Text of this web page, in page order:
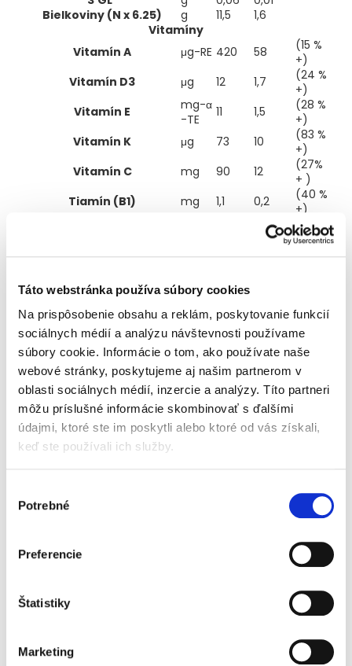
Táto webstránka používa súbory cookies
Na prispôsobenie obsahu a reklám, poskytovanie funkcií
sociálnych médií a analýzu návštevnosti používame
súbory cookie. Informácie o tom, ako používate naše
webové stránky, poskytujeme aj našim partnerom v
oblasti sociálnych médií, inzercie a analýzy. Títo partneri
môžu príslušné informácie skombinovať s ďalšími
údajmi, ktoré ste im poskytli alebo ktoré od vás získali,
keď ste používali ich služby.
súhlasu
Potrebné
Preferencie
Štatistiky
Marketing
% referenčná hodnota príjmu
Bielkoviny (N x 6.25)
g 11,5
1,6
Vitamíny
Vitamín A
μg-RE 420 58
(15 %
+)
Vitamín D3
μg 12 1,7
(24 %
+)
Vitamín E
mg-α
-TE
11 1,5
(28 %
+)
Vitamín K
μg 73 10
(83 %
+)
Vitamín C
mg 90 12
(27%
+ )
Tiamín (B1)
mg 1,1 0,2
(40 %
+)
0,2
(29 %
+)
Niacín
mg 4,9 0,7
(10 %
Vitamín B6
mg 0,6
Folát
μg-(D
FE)
147 20,3
(16 %
+)
Vitamín B12
μg 1,2 0,2
+)
Kyselina pantoténová
mg 6 0,8
(27 %
+)
Biotín
μg 24 3,3
Minerálne látky
Sodík
(10 %
(14 %
(9 %+
)
+)
(11 %
(10 %
+)